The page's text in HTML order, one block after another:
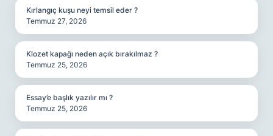
Kırlangıç kuşu neyi temsil eder ?
Temmuz 27, 2026
Klozet kapağı neden açık bırakılmaz ?
Temmuz 25, 2026
Essay’e başlık yazılır mı ?
Temmuz 25, 2026